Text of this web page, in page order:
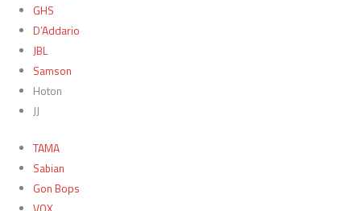
GHS
D’Addario
JBL
Samson
Hoton
JJ
TAMA
Sabian
Gon Bops